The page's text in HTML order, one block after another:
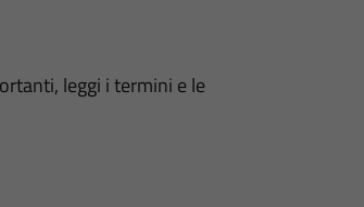
leggi i termini e le